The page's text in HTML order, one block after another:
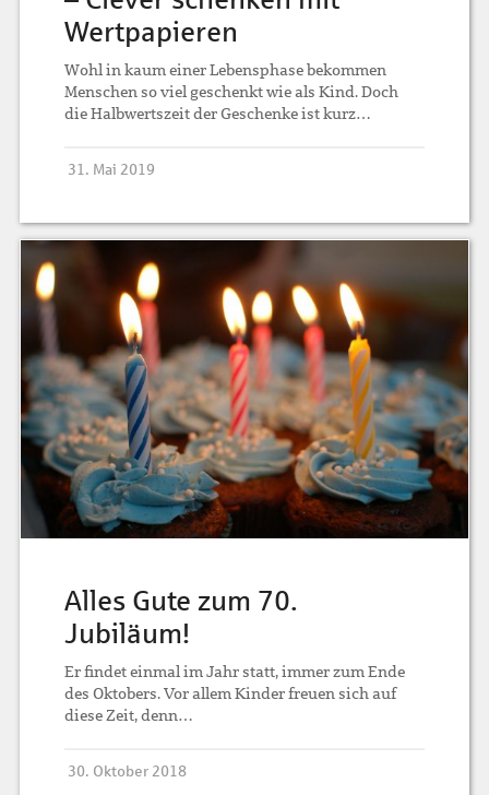
Wertpapieren
Wohl in kaum einer Lebensphase bekommen
Menschen so viel geschenkt wie als Kind. Doch
die Halbwertszeit der Geschenke ist kurz…
31. Mai 2019
Alles Gute zum 70.
Jubiläum!
Er findet einmal im Jahr statt, immer zum Ende
des Oktobers. Vor allem Kinder freuen sich auf
diese Zeit, denn…
30. Oktober 2018